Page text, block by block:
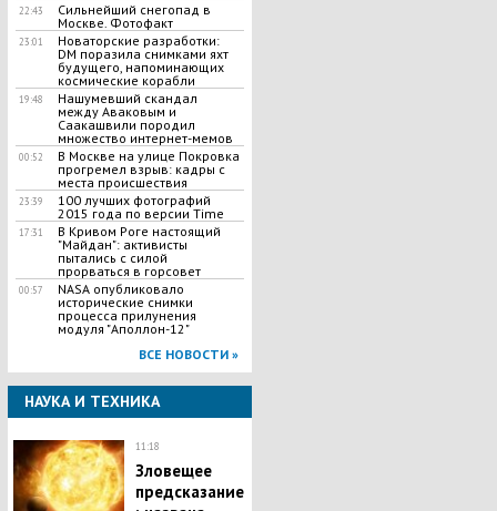
22:43
Сильнейший снегопад в
Москве. Фотофакт
23:01
Новаторские разработки:
DM поразила снимками яхт
будущего, напоминающих
космические корабли
19:48
Нашумевший скандал
между Аваковым и
Саакашвили породил
множество интернет-мемов
00:52
В Москве на улице Покровка
прогремел взрыв: кадры с
места происшествия
23:39
100 лучших фотографий
2015 года по версии Time
17:31
В Кривом Роге настоящий
"Майдан": активисты
пытались с силой
прорваться в горсовет
00:57
NASA опубликовало
исторические снимки
процесса прилунения
модуля "Аполлон-12"
ВСЕ НОВОСТИ »
НАУКА И ТЕХНИКА
11:18
Зловещее
предсказание